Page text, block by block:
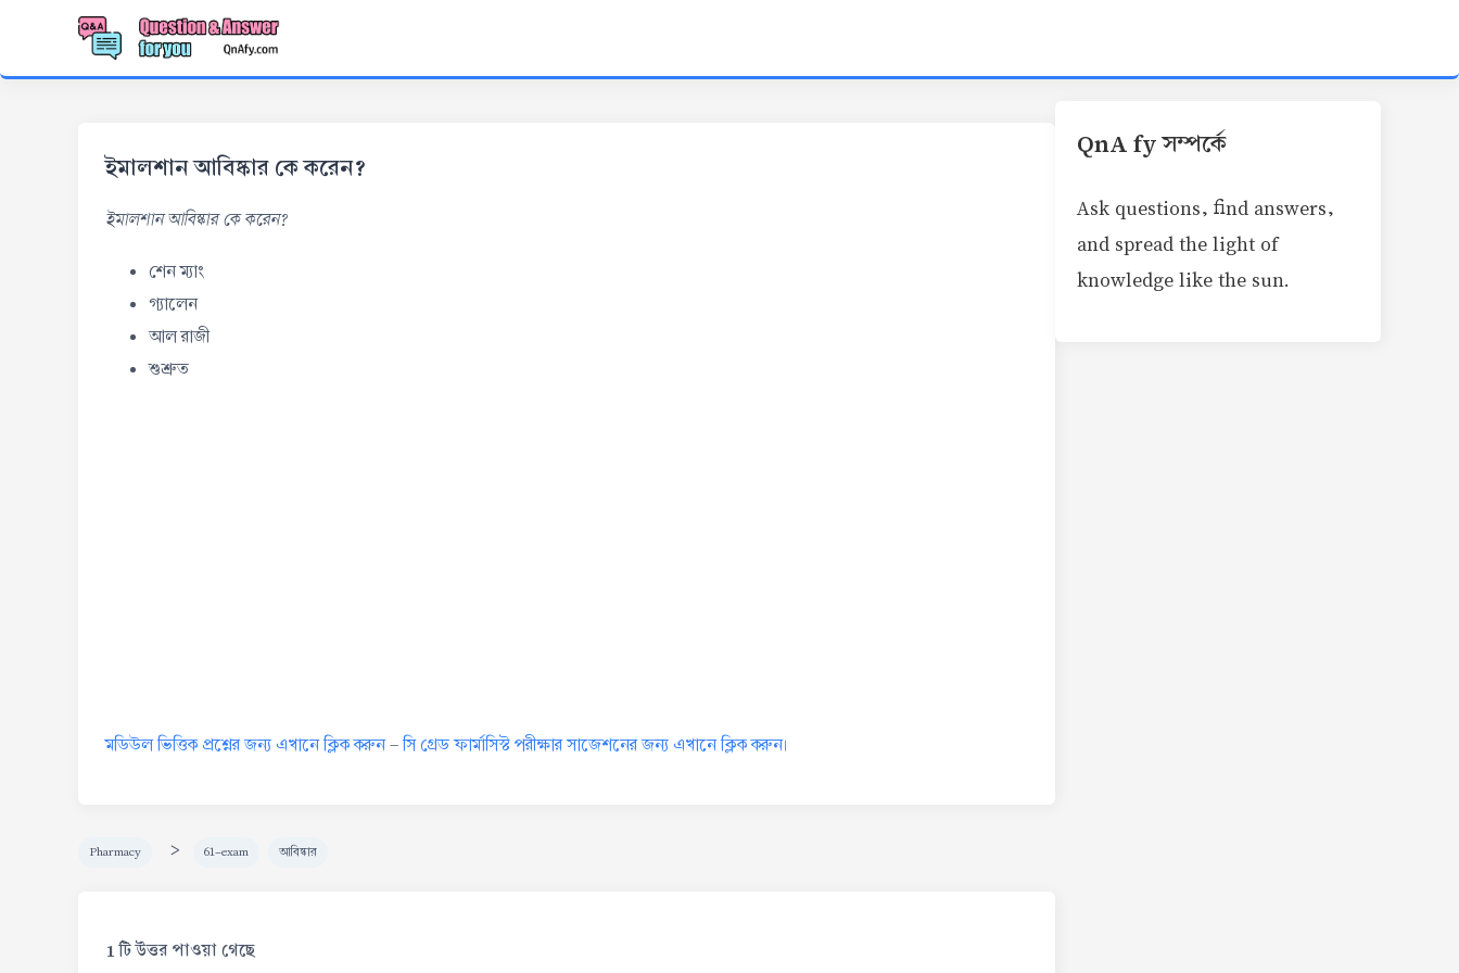
ইমালশান আবিষ্কার কে করেন?
ইমালশান আবিষ্কার কে করেন?
শেন ম্যাং
গ্যালেন
আল রাজী
শুশ্রুত
মডিউল ভিত্তিক প্রশ্নের জন্য এখানে ক্লিক করুন-সি গ্রেড ফার্মাসিস্ট পরীক্ষার সাজেশনের জন্য এখানে ক্লিক করুন।
Pharmacy > 61-exam আবিষ্কার
1 টি উত্তর পাওয়া গেছে
QnA fy সম্পর্কে
Ask questions, find answers,
and spread the light of
knowledge like the sun.